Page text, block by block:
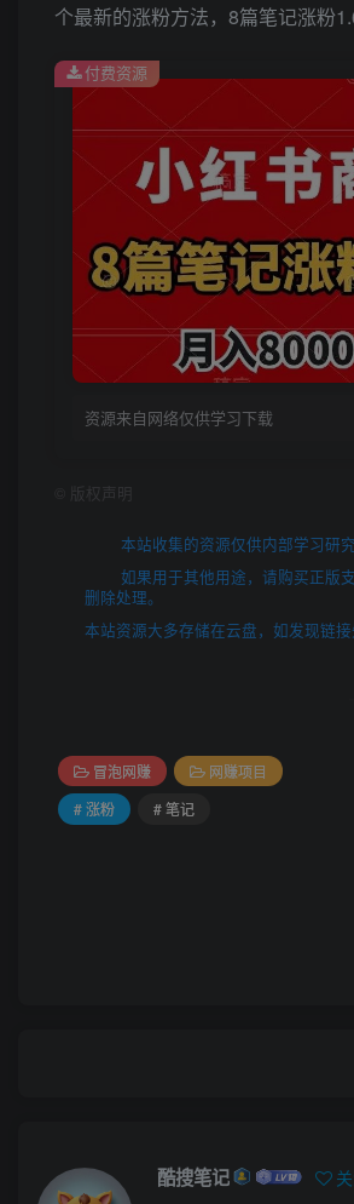
个最新的涨粉方法，8篇笔记涨粉
资源来自网络仅供学习下载
付费资源
版权声明
本站收集的资源仅供内部学习研
如果用于其他用途，请购买正版
删除处理。
本站资源大多存储在云盘，如发现链
冒泡网赚
网赚项目
# 涨粉
# 笔记
酷搜笔记